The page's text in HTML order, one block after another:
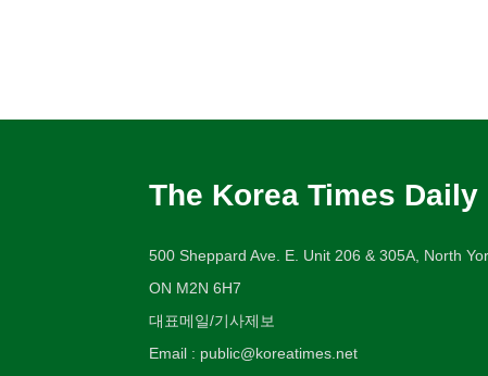
The Korea Times Daily
500 Sheppard Ave. E. Unit 206 & 305A, North
ON M2N 6H7
대표메일/기사제보
Email : public@koreatimes.net